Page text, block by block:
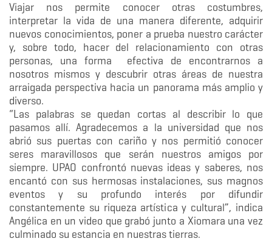
Viajar nos permite conocer otras costumbres,
interpretar la vida de una manera diferente, adquirir
nuevos conocimientos, poner a prueba nuestro carácter
y, sobre todo, hacer del relacionamiento con otras
personas, una forma efectiva de encontrarnos a
nosotros mismos y descubrir otras áreas de nuestra
arraigada perspectiva hacia un panorama más amplio y
diverso.
“Las palabras se quedan cortas al describir lo que
pasamos allí. Agradecemos a la universidad que nos
abrió sus puertas con cariño y nos permitió conocer
seres maravillosos que serán nuestros amigos por
siempre. UPAO confrontó nuevas ideas y saberes, nos
encantó con sus hermosas instalaciones, sus magnos
eventos y su profundo interés por difundir
constantemente su riqueza artística y cultural”, indica
Angélica en un video que grabó junto a Xiomara una vez
culminado su estancia en nuestras tierras.